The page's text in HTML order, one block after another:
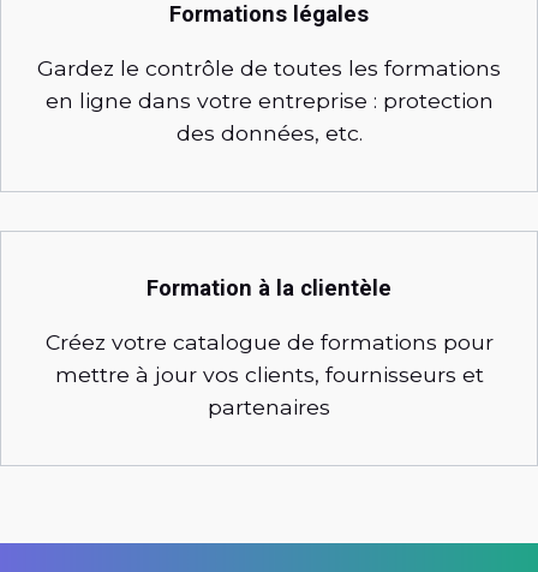
Formations légales
Gardez le contrôle de toutes les formations
en ligne dans votre entreprise : protection
des données, etc.
Formation à la clientèle
Créez votre catalogue de formations pour
mettre à jour vos clients, fournisseurs et
partenaires